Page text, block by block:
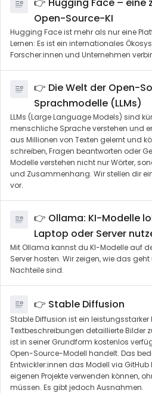
👉 Hugging Face –
Open-Source-KI
Hugging Face ist mehr als nur eine
Lernen: Es ist ein internationales
Forscher:innen und Unternehmen
👉 Die Welt der Open-
Sprachmodelle (LLMs)
LLMs (Large Language Models) sind
menschliche Sprache verstehen und
aus Millionen von Texten gelernt und
schreiben, Fragen beantworten oder
Modelle verstehen nicht nur Wörter,
und Zusammenhang. Wir stellen dir
vor.
👉 Ollama: KI-Modelle
Laptop oder Server
Mit Ollama kannst du KI-Modelle auf
Server hosten. Wir zeigen, wie das
Nachteile sind.
👉 Stable Diffusion
Stable Diffusion ist ein
Textbeschreibungen detaillierte Bilder
ist in seiner Grundform kostenlos
Open-Source-Modell handelt. Das
Entwickler:innen das Modell via
eigenen Projekte verwenden können,
müssen. Es gibt jedoch Ausnahmen.